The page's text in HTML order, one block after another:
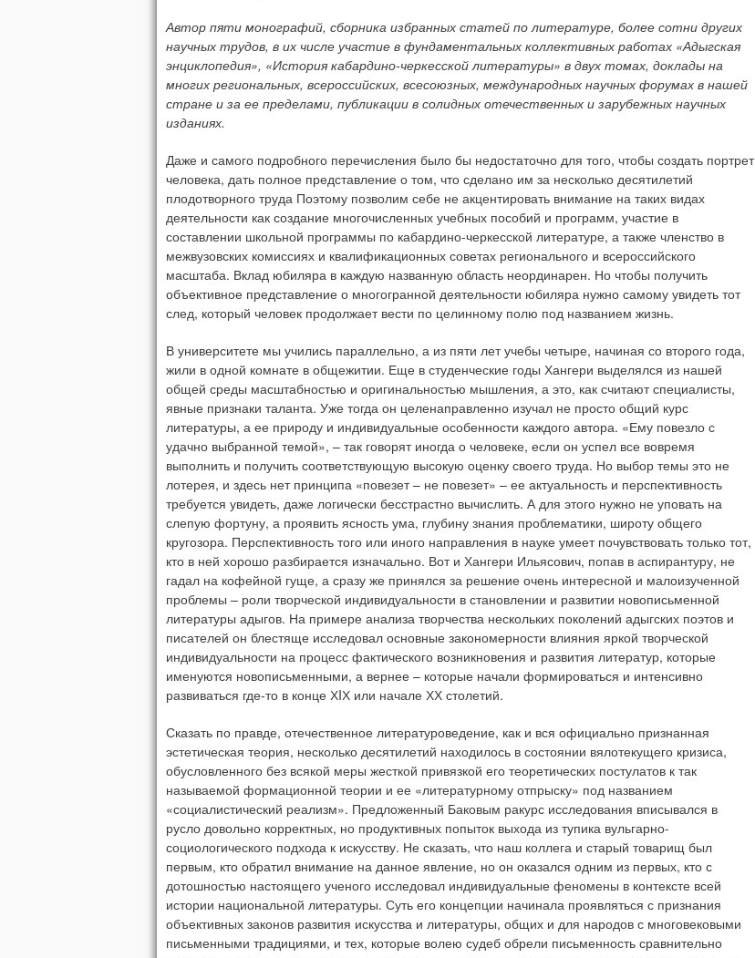
Автор пяти монографий, сборника избранных статей по литературе, более сотни других
научных трудов, в их числе участие в фундаментальных коллективных работах «Адыгская
энциклопедия», «История кабардино-черкесской литературы» в двух томах, доклады на
многих региональных, всероссийских, всесоюзных, международных научных форумах в нашей
стране и за ее пределами, публикации в солидных отечественных и зарубежных научных
изданиях.
Даже и самого подробного перечисления было бы недостаточно для того, чтобы создать портрет
человека, дать полное представление о том, что сделано им за несколько десятилетий
плодотворного труда Поэтому позволим себе не акцентировать внимание на таких видах
деятельности как создание многочисленных учебных пособий и программ, участие в
составлении школьной программы по кабардино-черкесской литературе, а также членство в
межвузовских комиссиях и квалификационных советах регионального и всероссийского
масштаба. Вклад юбиляра в каждую названную область неординарен. Но чтобы получить
объективное представление о многогранной деятельности юбиляра нужно самому увидеть тот
след, который человек продолжает вести по целинному полю под названием жизнь.
В университете мы учились параллельно, а из пяти лет учебы четыре, начиная со второго года,
жили в одной комнате в общежитии. Еще в студенческие годы Хангери выделялся из нашей
общей среды масштабностью и оригинальностью мышления, а это, как считают специалисты,
явные признаки таланта. Уже тогда он целенаправленно изучал не просто общий курс
литературы, а ее природу и индивидуальные особенности каждого автора. «Ему повезло с
удачно выбранной темой», – так говорят иногда о человеке, если он успел все вовремя
выполнить и получить соответствующую высокую оценку своего труда. Но выбор темы это не
лотерея, и здесь нет принципа «повезет – не повезет» – ее актуальность и перспективность
требуется увидеть, даже логически бесстрастно вычислить. А для этого нужно не уповать на
слепую фортуну, а проявить ясность ума, глубину знания проблематики, широту общего
кругозора. Перспективность того или иного направления в науке умеет почувствовать только тот,
кто в ней хорошо разбирается изначально. Вот и Хангери Ильясович, попав в аспирантуру, не
гадал на кофейной гуще, а сразу же принялся за решение очень интересной и малоизученной
проблемы – роли творческой индивидуальности в становлении и развитии новописьменной
литературы адыгов. На примере анализа творчества нескольких поколений адыгских поэтов и
писателей он блестяще исследовал основные закономерности влияния яркой творческой
индивидуальности на процесс фактического возникновения и развития литератур, которые
именуются новописьменными, а вернее – которые начали формироваться и интенсивно
развиваться где-то в конце ХIХ или начале ХХ столетий.
Сказать по правде, отечественное литературоведение, как и вся официально признанная
эстетическая теория, несколько десятилетий находилось в состоянии вялотекущего кризиса,
обусловленного без всякой меры жесткой привязкой его теоретических постулатов к так
называемой формационной теории и ее «литературному отпрыску» под названием
«социалистический реализм». Предложенный Баковым ракурс исследования вписывался в
русло довольно корректных, но продуктивных попыток выхода из тупика вульгарно-
социологического подхода к искусству. Не сказать, что наш коллега и старый товарищ был
первым, кто обратил внимание на данное явление, но он оказался одним из первых, кто с
дотошностью настоящего ученого исследовал индивидуальные феномены в контексте всей
истории национальной литературы. Суть его концепции начинала проявляться с признания
объективных законов развития искусства и литературы, общих и для народов с многовековыми
письменными традициями, и тех, которые волею судеб обрели письменность сравнительно